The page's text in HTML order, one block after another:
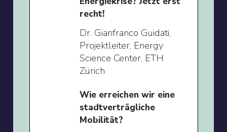
recht!
Dr. Gianfranco Guidati,
Projektleiter, Energy
Science Center, ETH
Zürich
Wie erreichen wir eine
stadtverträgliche
Mobilität?